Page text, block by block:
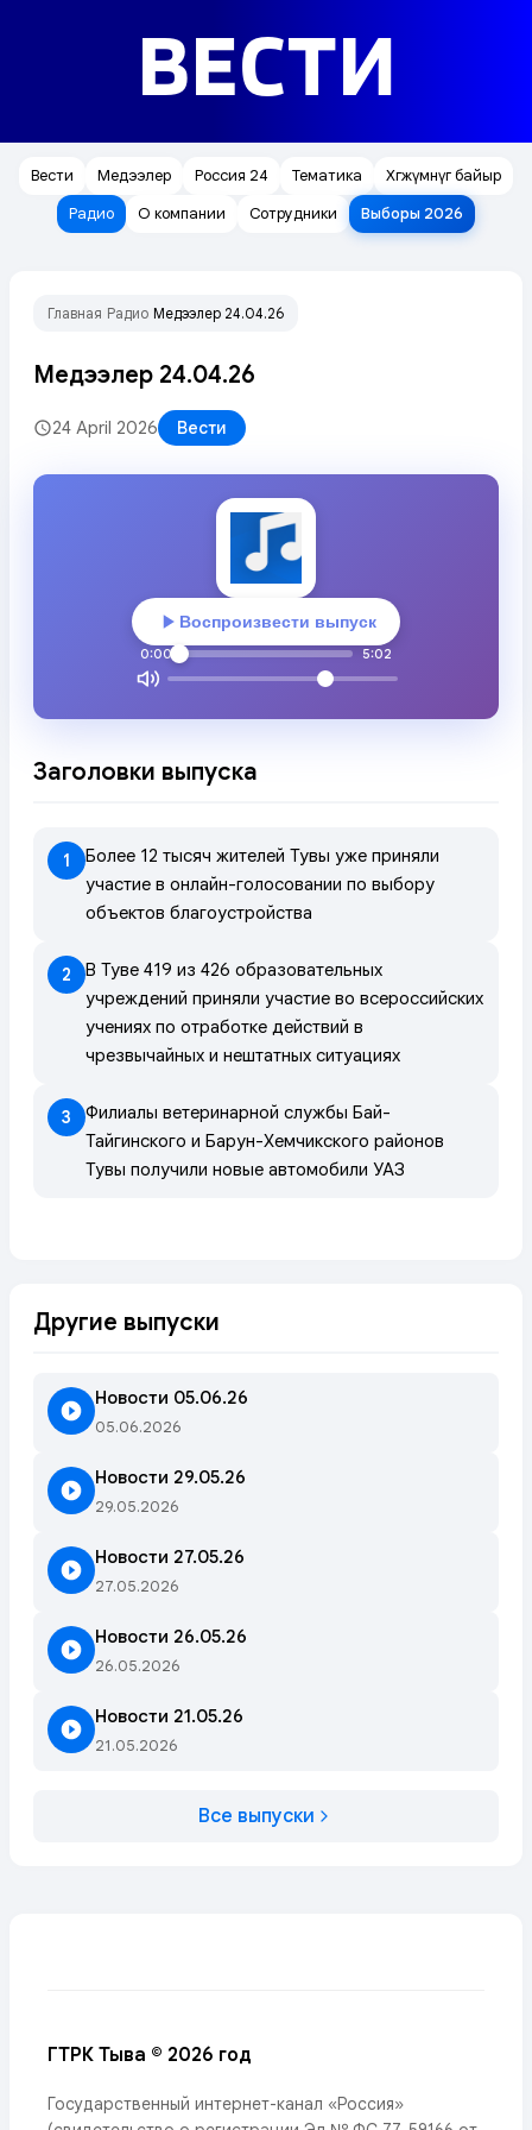
ВЕСТИ
Вести Медээлер Россия 24 Тематика
Хөгжүмнүг байыр
Радио
О компании Сотрудники Выборы 2026
Главная Радио Медээлер 24.04.26
Медээлер 24.04.26
24 April 2026 Вести
Воспроизвести выпуск
0:00 5:02
Заголовки выпуска
1
Более 12 тысяч жителей Тувы уже приняли
участие в онлайн-голосовании по выбору
объектов благоустройства
2
В Туве 419 из 426 образовательных
учреждений приняли участие во всероссийских
учениях по отработке действий в
чрезвычайных и нештатных ситуациях
3
Филиалы ветеринарной службы Бай-
Тайгинского и Барун-Хемчикского районов
Тувы получили новые автомобили УАЗ
Другие выпуски
Новости 05.06.26
05.06.2026
Новости 29.05.26
29.05.2026
Новости 27.05.26
27.05.2026
Новости 26.05.26
26.05.2026
Новости 21.05.26
21.05.2026
Все выпуски
ГТРК Тыва © 2026 год
Государственный интернет-канал «Россия»